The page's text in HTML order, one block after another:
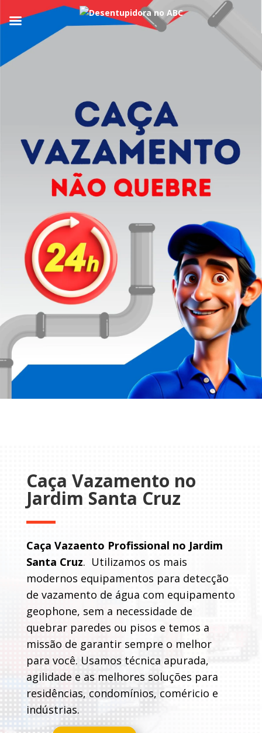
Caça Vazamento no
Jardim Santa Cruz
Caça Vazaento Profissional no Jardim
Santa Cruz. Utilizamos os mais
modernos equipamentos para detecção
de vazamento de água com equipamento
geophone, sem a necessidade de
quebrar paredes ou pisos e temos a
missão de garantir sempre o melhor
para você. Usamos técnica apurada,
agilidade e as melhores soluções para
residências, condomínios, coméricio e
indústrias.